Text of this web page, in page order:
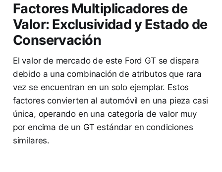
Factores Multiplicadores de
Valor: Exclusividad y Estado de
Conservación
El valor de mercado de este Ford GT se dispara
debido a una combinación de atributos que rara
vez se encuentran en un solo ejemplar. Estos
factores convierten al automóvil en una pieza casi
única, operando en una categoría de valor muy
por encima de un GT estándar en condiciones
similares.